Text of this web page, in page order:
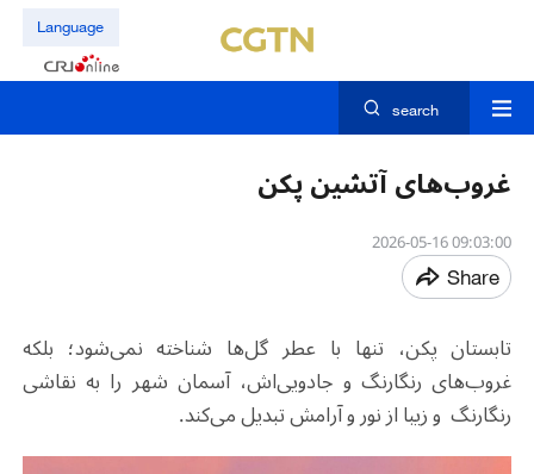
Language
search
غروب‌های آتشین پکن
09:03:00 2026-05-16
Share
تابستان پکن، تنها با عطر گل‌ها شناخته نمی‌شود؛ بلکه
غروب‌های رنگارنگ و جادویی‌اش، آسمان شهر را به نقاشی
رنگارنگ و زیبا از نور و آرامش تبدیل می‌کند.